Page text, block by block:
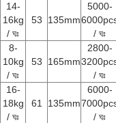
14-
16kg
/ ঘঃ
53 135mm
5000-
/ ঘঃ
8-
10kg
/ ঘঃ
53 165mm
2800-
/ ঘঃ
16-
18kg
/ ঘঃ
61 135mm
6000-
/ ঘঃ